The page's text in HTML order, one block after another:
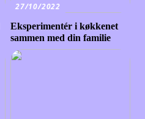
27/10/2022
Eksperimentér i køkkenet
sammen med din familie